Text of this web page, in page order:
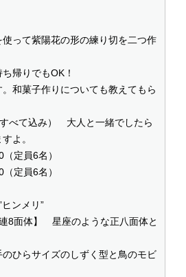
って紫陽花の形の練り切を二つ作
帰りでもOK！
和菓子作りについても教えてもら
べて込み） 大人と一緒でしたら
よ。
定員6名）
定員6名）
ンメリ”
8面体】 星座のような正八面体と
ひらサイズのしずく型と鳥のモビ